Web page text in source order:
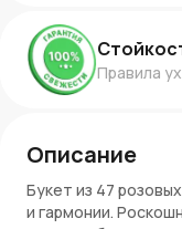
Правила
Описание
Букет из 47
и гармонии.